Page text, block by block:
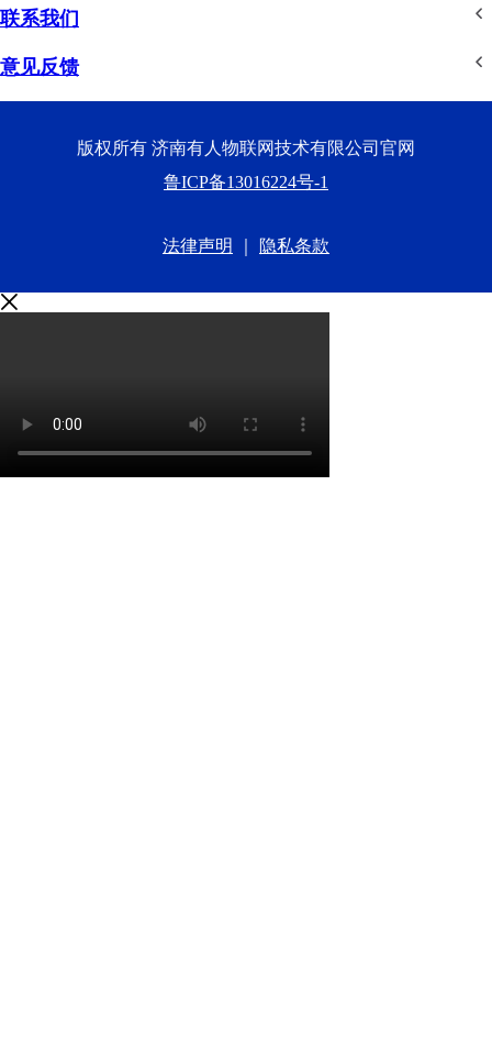
联系我们
意见反馈
版权所有 济南有人物联网技术有限公司官网
鲁ICP备13016224号-1
法律声明 隐私条款